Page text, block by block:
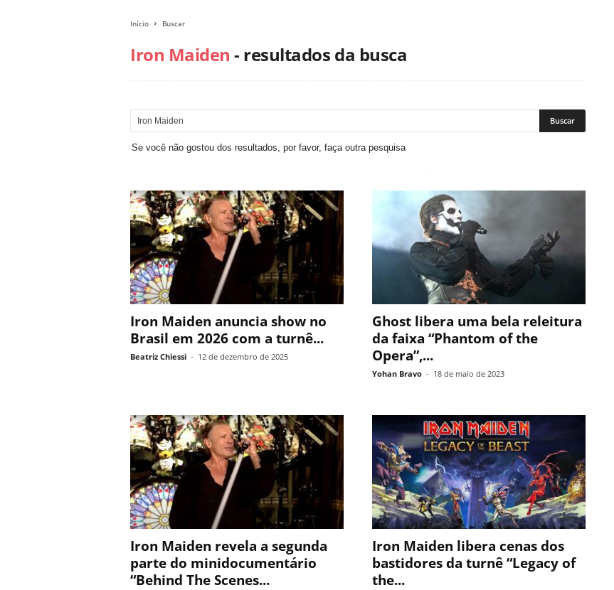
Início Buscar
Iron Maiden - resultados da busca
Se você não gostou dos resultados, por favor, faça outra pesquisa
Iron Maiden anuncia show no
Brasil em 2026 com a turnê...
Beatriz Chiessi - 12 de dezembro de 2025
Ghost libera uma bela releitura
da faixa “Phantom of the
Opera”,...
Yohan Bravo - 18 de maio de 2023
Iron Maiden revela a segunda
parte do minidocumentário
“Behind The Scenes...
Iron Maiden libera cenas dos
bastidores da turnê “Legacy of
the...